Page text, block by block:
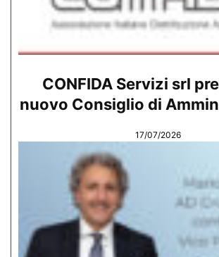
CONFIDA Servizi srl
nuovo Consiglio di
17/07/2026